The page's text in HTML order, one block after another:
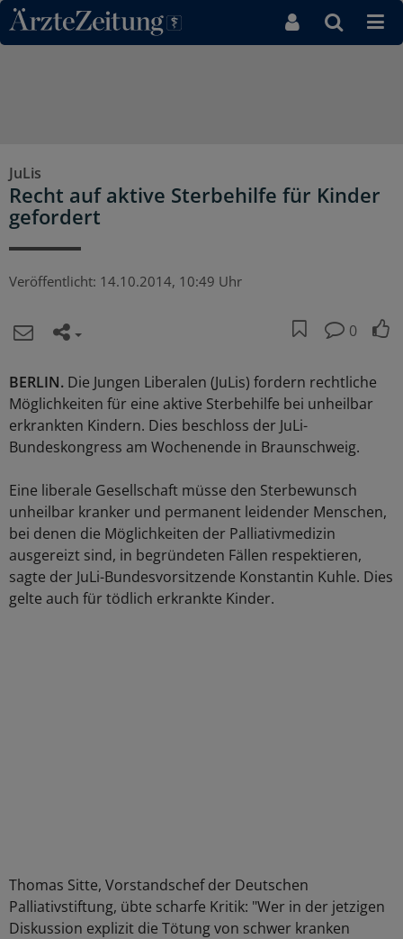
Direkt zum Inhaltsbereich
JuLis
Recht auf aktive Sterbehilfe für Kinder
gefordert
Veröffentlicht: 14.10.2014, 10:49 Uhr
0
BERLIN. Die Jungen Liberalen (JuLis) fordern rechtliche
Möglichkeiten für eine aktive Sterbehilfe bei unheilbar
erkrankten Kindern. Dies beschloss der JuLi-
Bundeskongress am Wochenende in Braunschweig.
Eine liberale Gesellschaft müsse den Sterbewunsch
unheilbar kranker und permanent leidender Menschen,
bei denen die Möglichkeiten der Palliativmedizin
ausgereizt sind, in begründeten Fällen respektieren,
sagte der JuLi-Bundesvorsitzende Konstantin Kuhle. Dies
gelte auch für tödlich erkrankte Kinder.
Thomas Sitte, Vorstandschef der Deutschen
Palliativstiftung, übte scharfe Kritik: "Wer in der jetzigen
Diskussion explizit die Tötung von schwer kranken